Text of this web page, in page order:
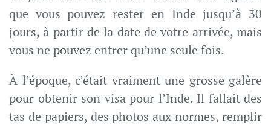
que vous pouvez rester en Inde jusqu’à 30
jours, à partir de la date de votre arrivée, mais
vous ne pouvez entrer qu’une seule fois.
À l’époque, c’était vraiment une grosse galère
pour obtenir son visa pour l’Inde. Il fallait des
tas de papiers, des photos aux normes, remplir